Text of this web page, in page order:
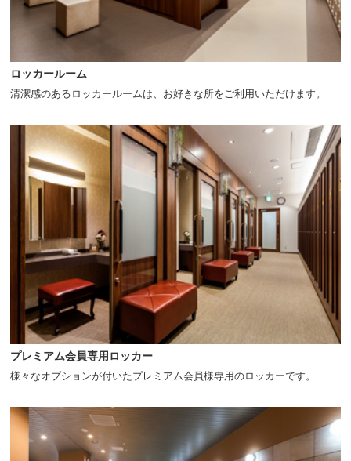
ロッカールーム
清潔感のあるロッカールームは、お好きな所をご利用いただけます。
プレミアム会員専用ロッカー
様々なオプションが付いたプレミアム会員様専用のロッカーです。